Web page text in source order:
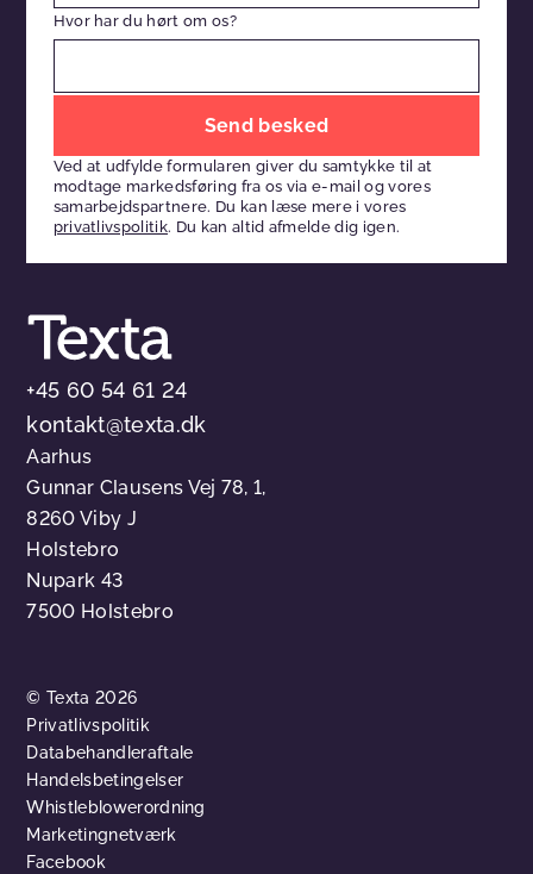
Hvor har du hørt om os?
dette
felt
tomt
Ved at udfylde formularen giver du samtykke til at
modtage markedsføring fra os via e-mail og vores
samarbejdspartnere. Du kan læse mere i vores
privatlivspolitik. Du kan altid afmelde dig igen.
+45 60 54 61 24
kontakt@texta.dk
Aarhus
Gunnar Clausens Vej 78, 1,
8260 Viby J
Holstebro
Nupark 43
7500 Holstebro
© Texta 2026
Privatlivspolitik
Databehandleraftale
Handelsbetingelser
Whistleblowerordning
Marketingnetværk
Facebook